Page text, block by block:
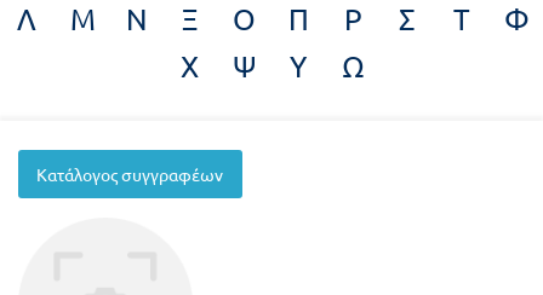
βιβλία
Trivia
Books
Σειρά
Δημοτικό
Α΄
Λ
Μ Ν Ξ Ο Π Ρ Σ Τ
Φ
Χ
Ψ Υ Ω
Κατάλογος συγγραφέων